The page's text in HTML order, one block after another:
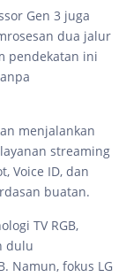
Gen 3 juga
dua jalur
pendekatan ini
menjalankan
streaming
Voice ID, dan
buatan.
TV RGB,
dulu
Namun, fokus LG